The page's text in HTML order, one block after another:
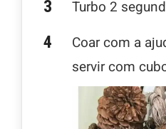
Turbo 2
Coar com a
servir com